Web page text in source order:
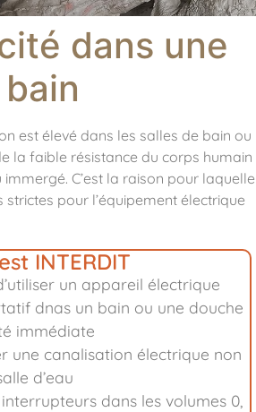
dans une
est élevé dans les salles de bain ou
la faible résistance du corps humain
immergé. C’est la raison pour laquelle
strictes pour l’équipement électrique
INTERDIT
un appareil électrique
dnas un bain ou une douche
immédiate
une canalisation électrique non
d’eau
dans les volumes 0,